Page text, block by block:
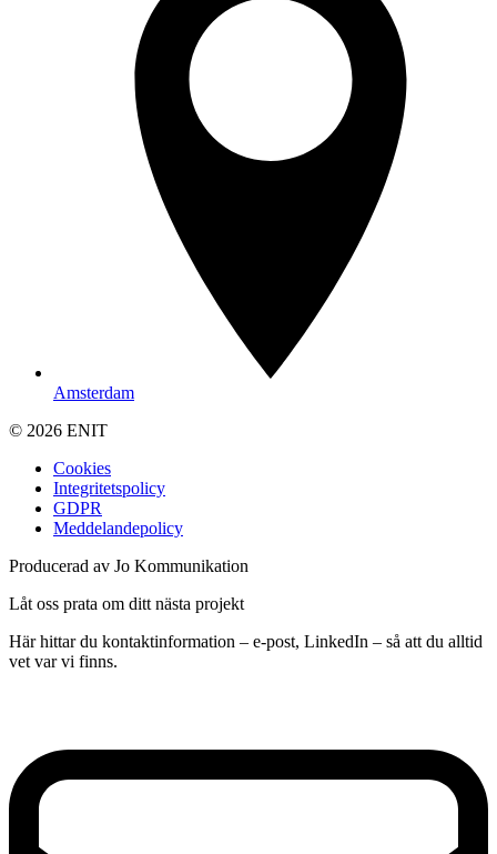
Amsterdam
© 2026 ENIT
Cookies
Integritetspolicy
GDPR
Meddelandepolicy
Producerad av Jo Kommunikation
Låt oss prata om ditt nästa projekt
Här hittar du kontaktinformation – e-post, LinkedIn – så att du alltid
vet var vi finns.